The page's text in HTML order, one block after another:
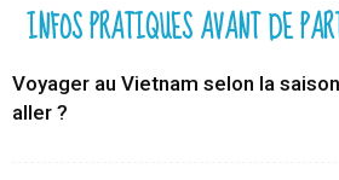
INFOS PRATIQUES AVANT DE
Voyager au Vietnam selon la
aller ?